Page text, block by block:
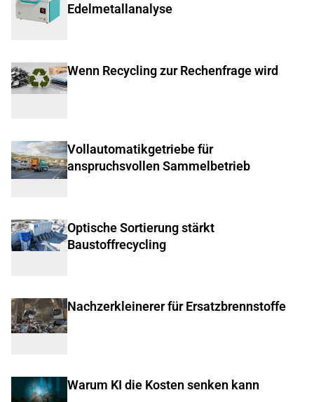
Edelmetallanalyse
Wenn Recycling zur Rechenfrage wird
Vollautomatikgetriebe für
anspruchsvollen Sammelbetrieb
Optische Sortierung stärkt
Baustoffrecycling
Nachzerkleinerer für Ersatzbrennstoffe
Warum KI die Kosten senken kann